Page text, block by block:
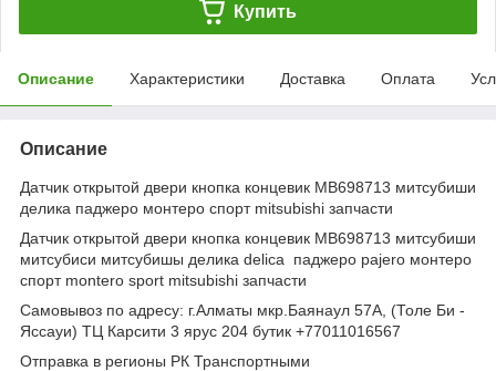
Купить
Описание Характеристики Доставка Оплата
Описание
Датчик открытой двери кнопка концевик MB698713 митсубиши
делика паджеро монтеро спорт mitsubishi запчасти
Датчик открытой двери кнопка концевик MB698713 митсубиши
митсубиси митсубишы делика delica паджеро pajero монтеро
спорт montero sport mitsubishi запчасти
Самовывоз по адресу: г.Алматы мкр.Баянаул 57А, (Толе Би -
Яссауи) ТЦ Карсити 3 ярус 204 бутик +77011016567
Отправка в регионы РК Транспортными